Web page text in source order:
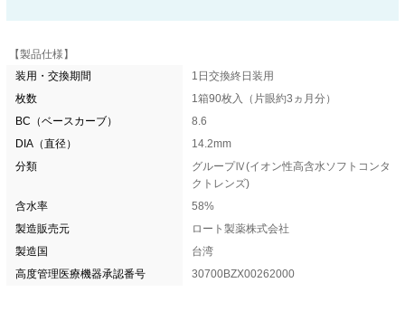
【製品仕様】
装用・交換期間
1日交換終日装用
枚数
1箱90枚入（片眼約3ヵ月分）
BC（ベースカーブ）
8.6
DIA（直径）
14.2mm
分類
グループⅣ(イオン性高含水ソフトコンタ
クトレンズ)
含水率
58%
製造販売元
ロート製薬株式会社
製造国
台湾
高度管理医療機器承認番号
30700BZX00262000